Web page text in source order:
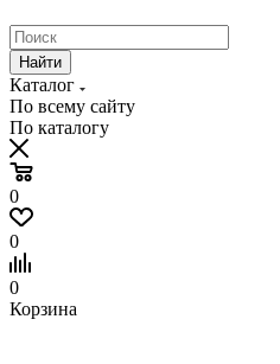
Найти
Каталог
По всему сайту
По каталогу
0
0
0
Корзина